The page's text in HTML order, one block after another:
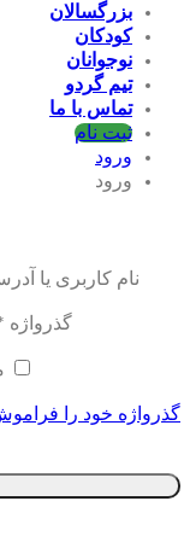
بزرگسالان
کودکان
نوجوانان
تیم گردو
تماس با ما
ثبت نام
ورود
ورود
نام کاربری یا
گذرواژه
گذرواژه خود را